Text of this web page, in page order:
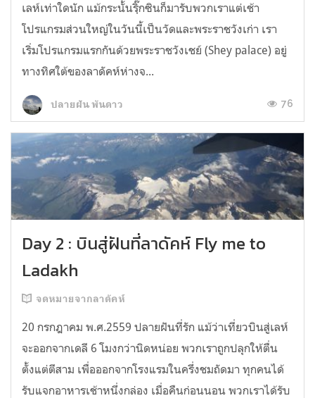
เลห์เท่าใดนัก แม้กระนั้นรฺิ๊กซินก็มารับพวกเราแต่เช้า
โปรแกรมส่วนใหญ่ในวันนี้เป็นวัดและพระราชวังเก่า เรา
เริ่มโปรแกรมแรกกันด้วยพระราชวังเชย์ (Shey palace) อยู่
ทางทิศใต้ของลาดัคห์ห่างจ...
ปลายฝัน พันดาว 76
Day 2 : บินสู่ฝันที่ลาดัคห์ Fly me to
Ladakh
จดหมายจากลาดัคห์
20 กรกฎาคม พ.ศ.2559 ปลายฝันที่รัก แม้ว่าเที่ยวบินสู่เลห์
จะออกจากเดลี 6 โมงกว่านิดหน่อย พวกเราถูกปลุกให้ตื่น
ตั้งแต่ตีสาม เพื่อออกจากโรงแรมในครึ่งชมถัดมา ทุกคนได้
รับแจกอาหารเช้าหนึ่งกล่อง เมื่อคืนก่อนนอน พวกเราได้รับ